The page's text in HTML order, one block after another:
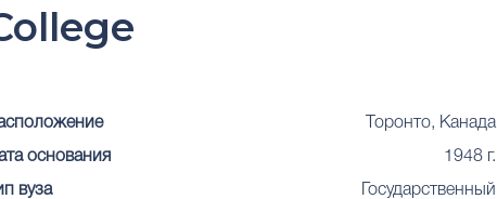
Торонто, Канада
основания 1948 г.
вуза Государственный